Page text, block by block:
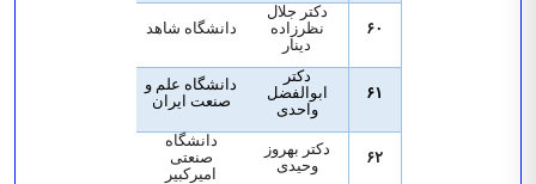
۶۰
دکتر جلال
نظرزاده
دینار
دانشگاه شاهد
۶۱
دکتر
ابوالفضل
واحدی
دانشگاه علم و
صنعت ایران
۶۲
دکتر بهروز
وحیدی
دانشگاه
صنعتی
امیرکبیر